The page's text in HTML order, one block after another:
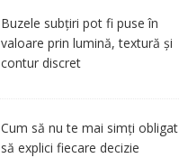
Buzele subțiri pot fi puse în
valoare prin lumină, textură și
contur discret
Cum să nu te mai simți obligat
să explici fiecare decizie